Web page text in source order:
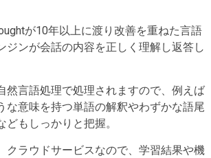
が10年以上に渡り改善を重ねた言語
ジンが会話の内容を正しく理解し返答し
然言語処理で処理されますので、例えば
な意味を持つ単語の解釈やわずかな語尾
どもしっかりと把握。
クラウドサービスなので、学習結果や機